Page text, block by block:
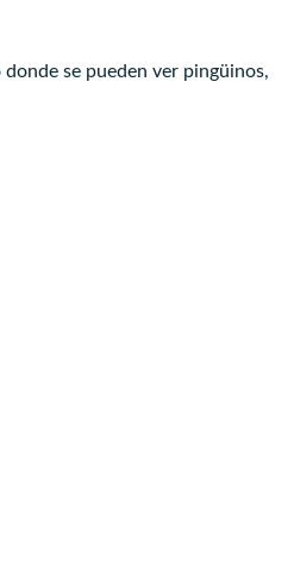
se pueden ver pingüinos,